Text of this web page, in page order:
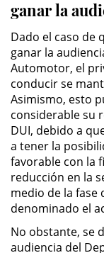
ganar la
Dado el caso de
ganar la
Automotor, el
conducir se
Asimismo, esto
considerable su
DUI, debido a
a tener la
favorable con la
reducción en la
medio de la fase
denominado el
No obstante, se
audiencia del